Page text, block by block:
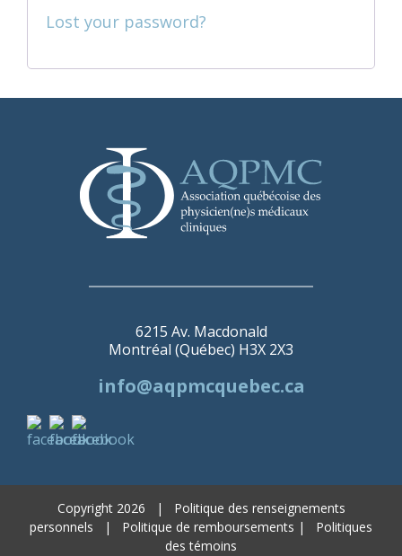
Lost your password?
6215 Av. Macdonald
Montréal (Québec) H3X 2X3
info@aqpmcquebec.ca
Copyright 2026 | Politique des renseignements
personnels | Politique de remboursements | Politiques
des témoins